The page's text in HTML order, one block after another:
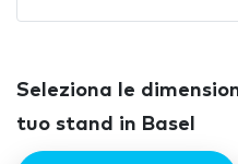
Seleziona le
tuo stand in Basel